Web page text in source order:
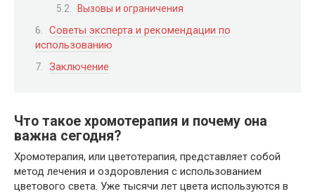
Вызовы и ограничения
Советы эксперта и рекомендации по
использованию
Заключение
Что такое хромотерапия и почему она
важна сегодня?
Хромотерапия, или цветотерапия, представляет собой
метод лечения и оздоровления с использованием
цветового света. Уже тысячи лет цвета используются в